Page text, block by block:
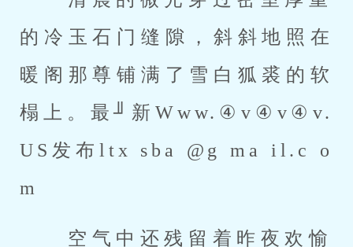
的冷玉石门缝隙，斜斜地照在
暖阁那尊铺满了雪白狐裘的软
榻上。最╜新Www.④v④v④v.
US发布ltx sba @g ma il.c o
m